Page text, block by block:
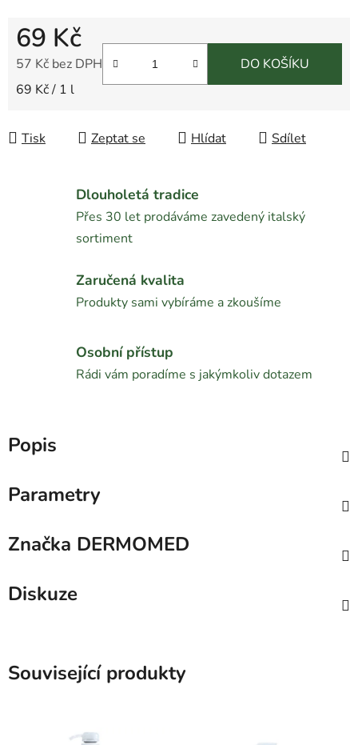
69 Kč
57 Kč bez DPH
Měrná cena:
69 Kč / 1 l
DO KOŠÍKU
Tisk Zeptat se Hlídat Sdílet
Dlouholetá tradice
Přes 30 let prodáváme zavedený italský
sortiment
Zaručená kvalita
Produkty sami vybíráme a zkoušíme
Osobní přístup
Rádi vám poradíme s jakýmkoliv dotazem
Popis
Parametry
Značka DERMOMED
Diskuze
Související produkty